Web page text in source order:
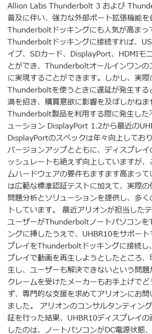
Allion Labs Thunderbolt 3 および
普及に伴い、強力な外部ポート拡張機能を
Thunderboltドッキングにも人気が高まっ
Thunderboltドッキングに接続すれば、
イブ、SDカード、DisplayPort、HDMIモ
とができ、Thunderboltオールインワンの
に実現することができます。しかし、実
Thunderboltを使うときに遅延が発生する
満を招き、購買意欲に影響を及ぼしかねま
Thunderbolt製品を利用する際に発生した
ューション DisplayPort 1.2から最近の
DisplayPortのスペックは年々向上してお
バージョンアップとともに、ディスプレ
ッシュレートも絶えず向上していますが
ムハードウェアの要件もますます高まっ
は広範な標準認証テストに加えて、実際
問題分析とソリューションを提供し、多
トしています。 最近アリオンが担当した
ユーザーがThunderboltノートパソコン
ングに挿したうえで、UHBR10をサポー
プレイをThunderboltドッキングに接続し
プレイで動画を再生しようとしたところ
生し、ユーザーも解決できないという問題
クレームを受けたメーカーもお手上げで
ず、専門的な支援を求めてアリオンにお
ました。 アリオンのコンサルタンティン
証を行った結果、UHBR10ディスプレイ
したのは、ノートパソコンがDC電源状態